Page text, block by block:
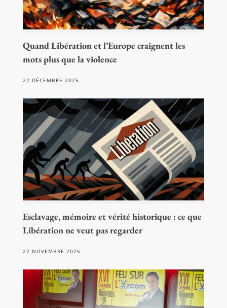
Quand Libération et l’Europe craignent les
mots plus que la violence
22 DÉCEMBRE 2025
Esclavage, mémoire et vérité historique : ce que
Libération ne veut pas regarder
27 NOVEMBRE 2025